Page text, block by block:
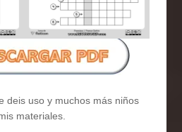
deis uso y muchos más niños
materiales.